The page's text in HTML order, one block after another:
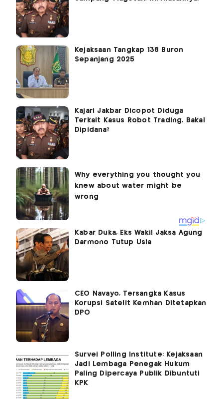
Kejaksaan Tangkap 138 Buron
Sepanjang 2025
Kajari Jakbar Dicopot Diduga
Terkait Kasus Robot Trading, Bakal
Dipidana?
Kabar Duka, Eks Wakil Jaksa Agung
Darmono Tutup Usia
CEO Navayo, Tersangka Kasus
Korupsi Satelit Kemhan Ditetapkan
DPO
Survei Polling Institute: Kejaksaan
Jadi Lembaga Penegak Hukum
Paling Dipercaya Publik Dibuntuti
KPK